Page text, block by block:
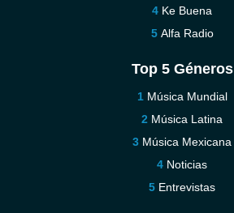
Ke Buena
Alfa Radio
Top 5 Géneros
Música Mundial
Música Latina
Música Mexicana
Noticias
Entrevistas